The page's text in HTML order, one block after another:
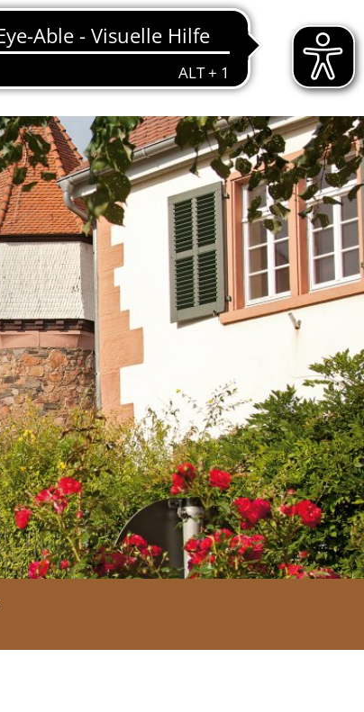
TOURISMUS & KULTUR